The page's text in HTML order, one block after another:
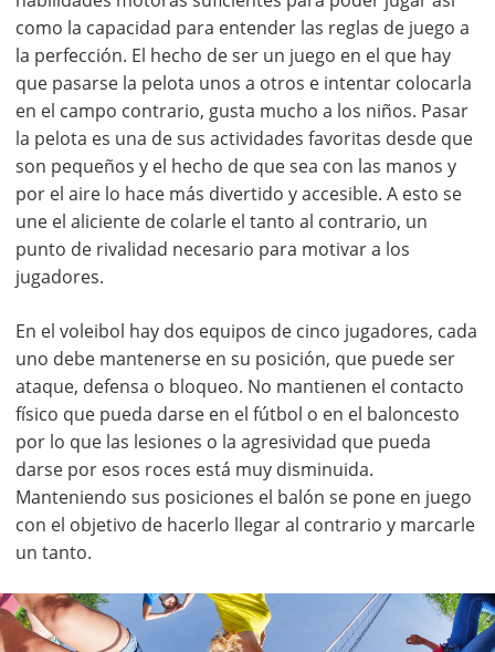
como la capacidad para entender las reglas de juego a
la perfección. El hecho de ser un juego en el que hay
que pasarse la pelota unos a otros e intentar colocarla
en el campo contrario, gusta mucho a los niños. Pasar
la pelota es una de sus actividades favoritas desde que
son pequeños y el hecho de que sea con las manos y
por el aire lo hace más divertido y accesible. A esto se
une el aliciente de colarle el tanto al contrario, un
punto de rivalidad necesario para motivar a los
jugadores.
En el voleibol hay dos equipos de cinco jugadores, cada
uno debe mantenerse en su posición, que puede ser
ataque, defensa o bloqueo. No mantienen el contacto
físico que pueda darse en el fútbol o en el baloncesto
por lo que las lesiones o la agresividad que pueda
darse por esos roces está muy disminuida.
Manteniendo sus posiciones el balón se pone en juego
con el objetivo de hacerlo llegar al contrario y marcarle
un tanto.